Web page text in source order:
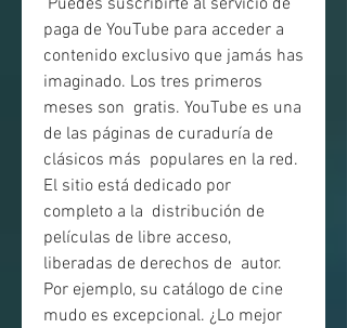
paga de YouTube para acceder a
contenido exclusivo que jamás has
imaginado. Los tres primeros
meses son  gratis. YouTube es una
de las páginas de curaduría de
clásicos más  populares en la red.
El sitio está dedicado por
completo a la  distribución de
películas de libre acceso,
liberadas de derechos de  autor.
Por ejemplo, su catálogo de cine
mudo es excepcional. ¿Lo mejor